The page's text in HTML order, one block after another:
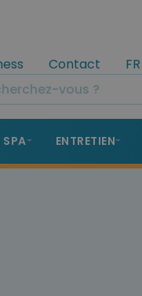
Contact FR
SPA ENTRETIEN